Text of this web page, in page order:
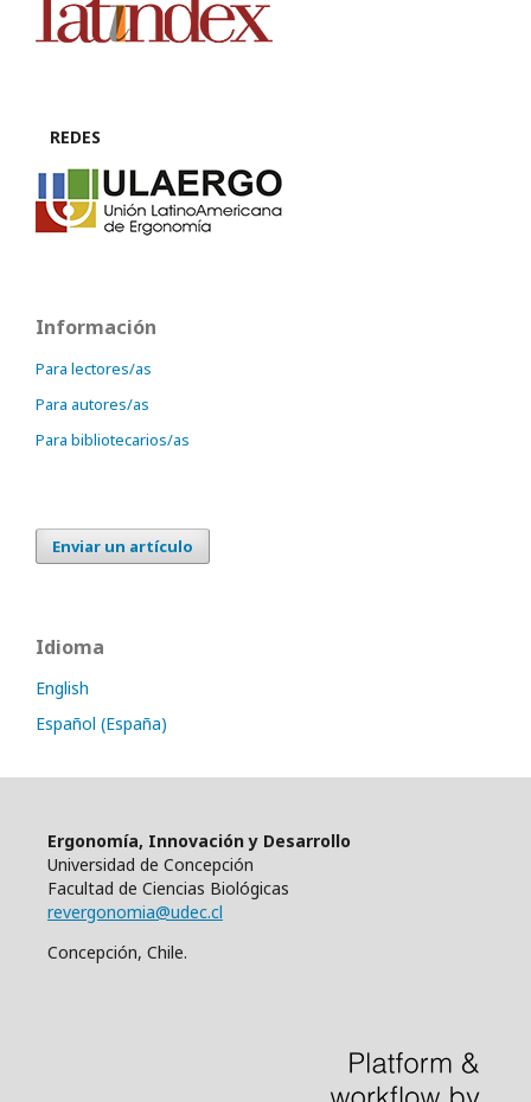
REDES
Información
Para lectores/as
Para autores/as
Para bibliotecarios/as
Enviar un artículo
Idioma
English
Español (España)
Ergonomía, Innovación y Desarrollo
Universidad de Concepción
Facultad de Ciencias Biológicas
revergonomia@udec.cl
Concepción, Chile.